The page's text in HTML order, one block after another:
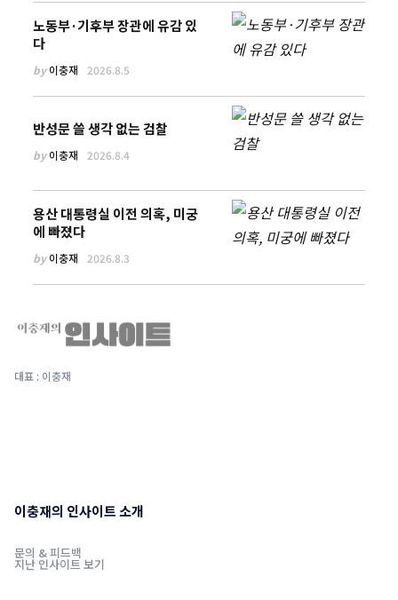
노동부·기후부 장관에 유감 있
다
by이충재 2026.8.5
반성문 쓸 생각 없는 검찰
by이충재 2026.8.4
용산 대통령실 이전 의혹, 미궁
에 빠졌다
by이충재 2026.8.3
대표 : 이충재
이충재의 인사이트 소개
문의 & 피드백
지난 인사이트 보기